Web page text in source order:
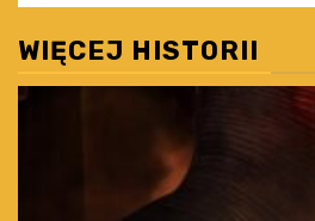
WIĘCEJ HISTORII